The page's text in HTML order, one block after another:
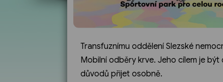
Transfuznímu oddělení Slezské
Mobilní odběry krve. Jeho cílem je
důvodů přijet osobně.